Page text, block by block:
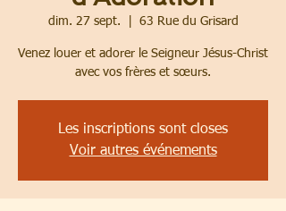
dim. 27 sept. 63 Rue du Grisard
Venez louer et adorer le Seigneur Jésus-Christ
avec vos frères et sœurs.
Les inscriptions sont closes
Voir autres événements